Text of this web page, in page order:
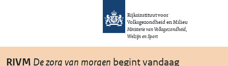
Overslaan en naar de inhoud gaan
Rijksinstituut voor
Volksgezondheid en Milieu
Ministerie van Volksgezondheid,
Welzijn en Sport
RIVM De zorg van morgen begint vandaag